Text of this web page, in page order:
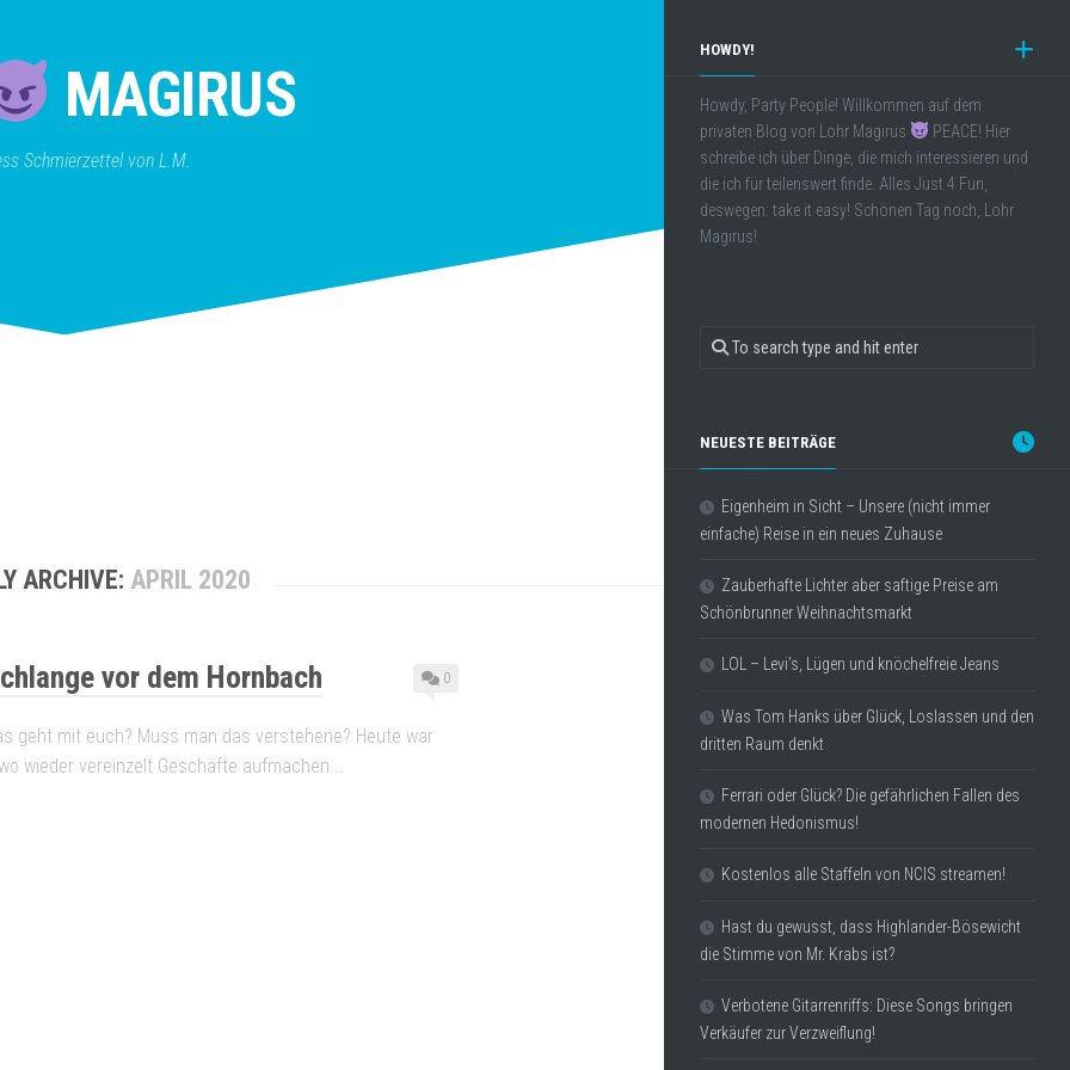
MAGIRUS
Schmierzettel von L.M.
ARCHIVE: APRIL 2020
0
vor dem Hornbach
geht mit euch? Muss man das verstehene? Heute war
wieder vereinzelt Geschäfte aufmachen...
HOWDY!
Howdy, Party People! Willkommen auf dem
privaten Blog von Lohr Magirus
PEACE! Hier
schreibe ich über Dinge, die mich interessieren und
die ich für teilenswert finde. Alles Just 4 Fun,
deswegen: take it easy! Schönen Tag noch, Lohr
Magirus!
NEUESTE BEITRÄGE
Eigenheim in Sicht – Unsere (nicht immer
einfache) Reise in ein neues Zuhause
Zauberhafte Lichter aber saftige Preise am
Schönbrunner Weihnachtsmarkt
LOL – Levi’s, Lügen und knöchelfreie Jeans
Was Tom Hanks über Glück, Loslassen und den
dritten Raum denkt
Ferrari oder Glück? Die gefährlichen Fallen des
modernen Hedonismus!
Kostenlos alle Staffeln von NCIS streamen!
Hast du gewusst, dass Highlander-Bösewicht
die Stimme von Mr. Krabs ist?
Verbotene Gitarrenriffs: Diese Songs bringen
Verkäufer zur Verzweiflung!